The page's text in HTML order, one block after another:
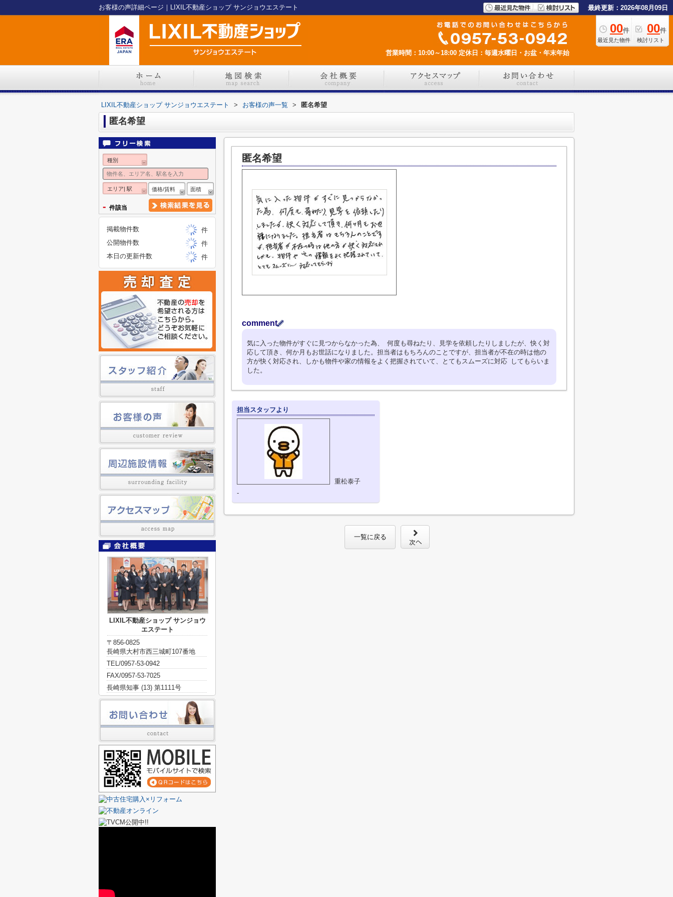
お客様の声詳細ページ｜LIXIL不動産ショップ サンジョウエステート 最終更新：2026年08月09日
00件
最近見た物件
00件
検討リスト
営業時間：10:00～18:00 定休日：毎週水曜日・お盆・年末年始
LIXIL不動産ショップ サンジョウエステート > お客様の声一覧 > 匿名希望
匿名希望
匿名希望
comment
気に入った物件がすぐに見つからなかった為、 何度も尋ねたり、見学を依頼したりしましたが、快く対
応して頂き、何か月もお世話になりました。担当者はもちろんのことですが、担当者が不在の時は他の
方が快く対応され、しかも物件や家の情報をよく把握されていて、とてもスムーズに対応 してもらいま
した。
担当スタッフより
重松泰子
-
一覧に戻る
種別
エリア| 駅 価格/賃料 面積
- 件該当
掲載物件数
件
公開物件数
件
本日の更新件数
件
LIXIL不動産ショップ サンジョウ
エステート
〒856-0825
長崎県大村市西三城町107番地
TEL/0957-53-0942
FAX/0957-53-7025
長崎県知事 (13) 第1111号